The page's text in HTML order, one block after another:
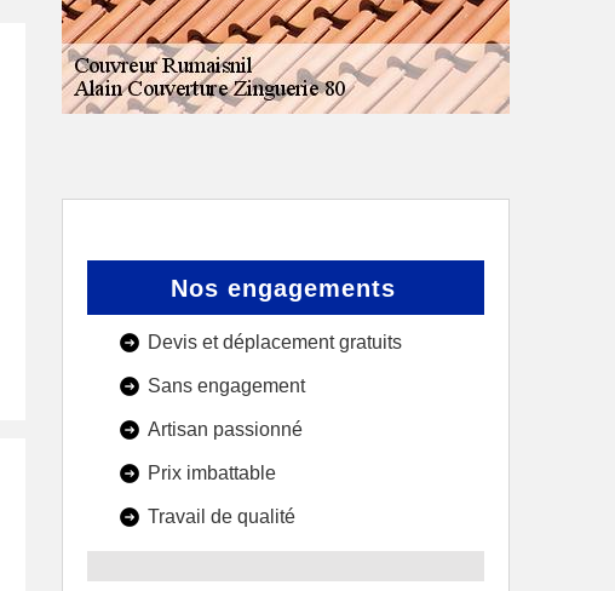
Nos engagements
Devis et déplacement gratuits
Sans engagement
Artisan passionné
Prix imbattable
Travail de qualité